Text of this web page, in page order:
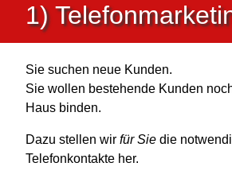
1)
Sie suchen neue Kunden.
Sie wollen bestehende Kunden
Haus binden.
Dazu stellen wir für Sie die
Telefonkontakte her.